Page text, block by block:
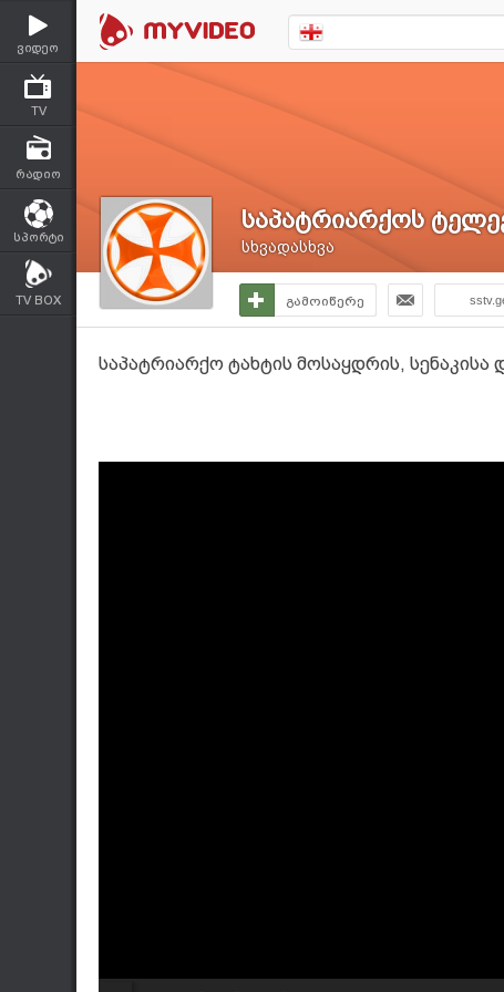
ვიდეო
TV
რადიო
სპორტი
TV BOX
საპატრიარქოს
სხვადასხვა
გამოიწერე
საპატრიარქო ტახტის მოსაყდრის,